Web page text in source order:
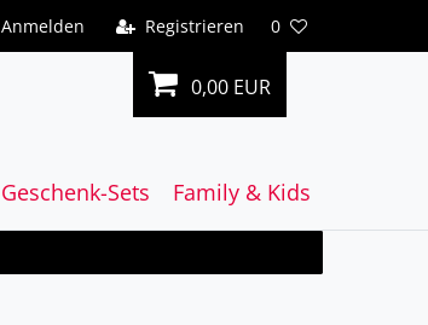
Anmelden Registrieren 0
0,00 EUR
Geschenk-Sets Family & Kids